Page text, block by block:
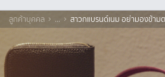
ลูกค้าบุคคล ... สาวกแบรนด์เนม อย่ามองข้าม